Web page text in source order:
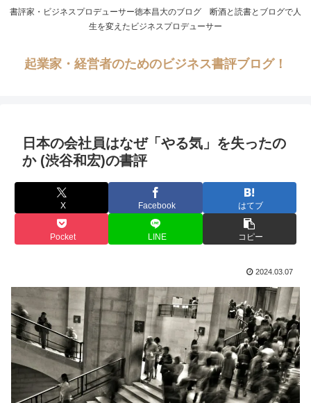
書評家・ビジネスプロデューサー徳本昌大のブログ 断酒と読書とブログで人
生を変えたビジネスプロデューサー
起業家・経営者のためのビジネス書評ブログ！
日本の会社員はなぜ「やる気」を失ったの
か (渋谷和宏)の書評
X Facebook はてブ
Pocket LINE コピー
2024.03.07